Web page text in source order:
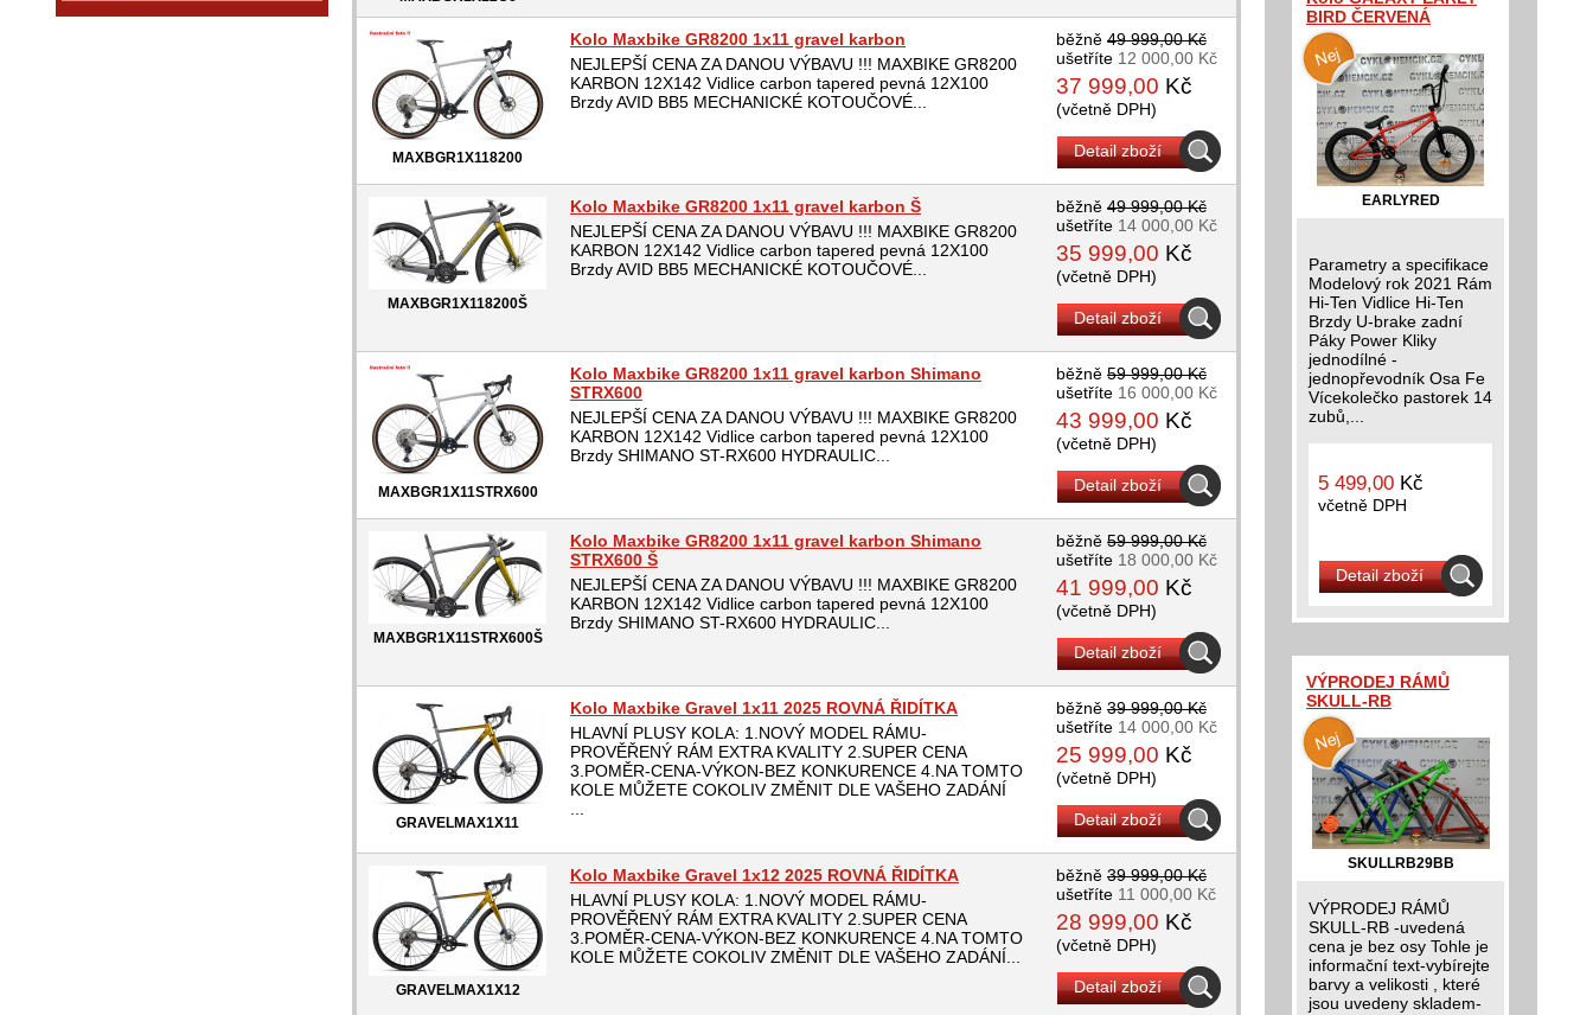
MAXBGR1X118200
Kolo Maxbike GR8200 1x11 gravel karbon
NEJLEPŠÍ CENA ZA DANOU VÝBAVU !!! MAXBIKE GR8200
KARBON 12X142 Vidlice carbon tapered pevná 12X100
Brzdy AVID BB5 MECHANICKÉ KOTOUČOVÉ...
běžně 49 999,00 Kč
ušetříte 12 000,00 Kč
37 999,00 Kč
(včetně DPH)
Detail zboží
MAXBGR1X118200Š
Kolo Maxbike GR8200 1x11 gravel karbon Š
NEJLEPŠÍ CENA ZA DANOU VÝBAVU !!! MAXBIKE GR8200
KARBON 12X142 Vidlice carbon tapered pevná 12X100
Brzdy AVID BB5 MECHANICKÉ KOTOUČOVÉ...
běžně 49 999,00 Kč
ušetříte 14 000,00 Kč
35 999,00 Kč
(včetně DPH)
Detail zboží
MAXBGR1X11STRX600
Kolo Maxbike GR8200 1x11 gravel karbon Shimano
STRX600
NEJLEPŠÍ CENA ZA DANOU VÝBAVU !!! MAXBIKE GR8200
KARBON 12X142 Vidlice carbon tapered pevná 12X100
Brzdy SHIMANO ST-RX600 HYDRAULIC...
běžně 59 999,00 Kč
ušetříte 16 000,00 Kč
43 999,00 Kč
(včetně DPH)
Detail zboží
MAXBGR1X11STRX600Š
Kolo Maxbike GR8200 1x11 gravel karbon Shimano
STRX600 Š
NEJLEPŠÍ CENA ZA DANOU VÝBAVU !!! MAXBIKE GR8200
KARBON 12X142 Vidlice carbon tapered pevná 12X100
Brzdy SHIMANO ST-RX600 HYDRAULIC...
běžně 59 999,00 Kč
ušetříte 18 000,00 Kč
41 999,00 Kč
(včetně DPH)
Detail zboží
GRAVELMAX1X11
Kolo Maxbike Gravel 1x11 2025 ROVNÁ ŘIDÍTKA
HLAVNÍ PLUSY KOLA: 1.NOVÝ MODEL RÁMU-
PROVĚŘENÝ RÁM EXTRA KVALITY 2.SUPER CENA
3.POMĚR-CENA-VÝKON-BEZ KONKURENCE 4.NA TOMTO
KOLE MŮŽETE COKOLIV ZMĚNIT DLE VAŠEHO ZADÁNÍ
běžně 39 999,00 Kč
ušetříte 14 000,00 Kč
25 999,00 Kč
(včetně DPH)
Detail zboží
GRAVELMAX1X12
Kolo Maxbike Gravel 1x12 2025 ROVNÁ ŘIDÍTKA
HLAVNÍ PLUSY KOLA: 1.NOVÝ MODEL RÁMU-
PROVĚŘENÝ RÁM EXTRA KVALITY 2.SUPER CENA
3.POMĚR-CENA-VÝKON-BEZ KONKURENCE 4.NA TOMTO
KOLE MŮŽETE COKOLIV ZMĚNIT DLE VAŠEHO ZADÁNÍ...
běžně 39 999,00 Kč
ušetříte 11 000,00 Kč
28 999,00 Kč
(včetně DPH)
Detail zboží
BIRD ČERVENÁ
EARLYRED
Parametry a specifikace
Modelový rok 2021 Rám
Hi-Ten Vidlice Hi-Ten
Brzdy U-brake zadní
Páky Power Kliky
jednodílné -
jednopřevodník Osa Fe
Vícekolečko pastorek 14
zubů,...
5 499,00 Kč
včetně DPH
Detail zboží
VÝPRODEJ RÁMŮ
SKULL-RB
SKULLRB29BB
VÝPRODEJ RÁMŮ
SKULL-RB -uvedená
cena je bez osy Tohle je
informační text-vybírejte
barvy a velikosti , které
jsou uvedeny skladem-